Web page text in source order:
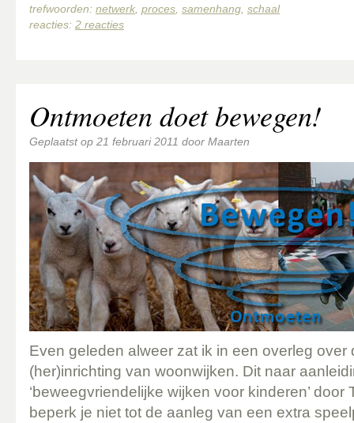
trefwoorden: netwerk proces samenhang schaal
reacties: 2 reacties
Ontmoeten doet bewegen!
Geplaatst op 21 februari 2011 door Maarten
Even geleden alweer zat ik in een overleg over
(her)inrichting van woonwijken. Dit naar
‘beweegvriendelijke wijken voor kinderen’ door
beperk je niet tot de aanleg van een extra